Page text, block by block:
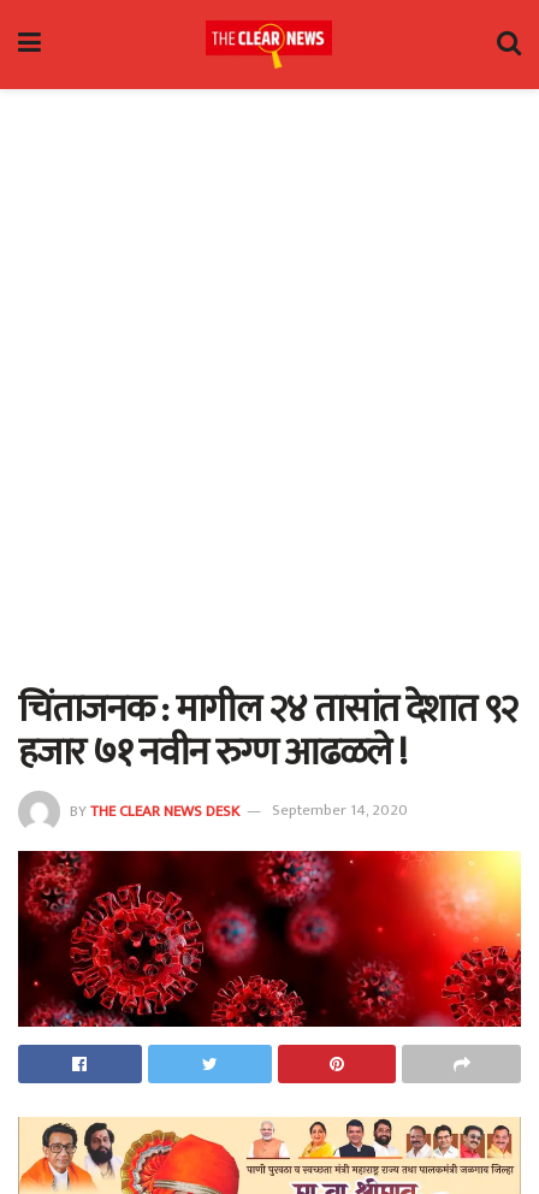
चिंताजनक : मागील २४ तासांत देशात ९२
हजार ७१ नवीन रुग्ण आढळले !
BYTHE CLEAR NEWS DESK September 14, 2020